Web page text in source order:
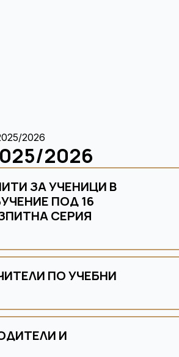
2026
2026
ЗА УЧЕНИЦИ В
ПОД 16
СЕРИЯ
ПО УЧЕБНИ
И